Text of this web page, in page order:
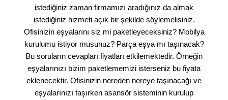
istediğiniz zaman firmamızı aradığınız da almak
istediğiniz hizmeti açık bir şekilde söylemelisiniz.
Ofisinizin eşyalarını siz mi paketleyeceksiniz? Mobilya
kurulumu istiyor musunuz? Parça eşya mı taşınacak?
Bu soruların cevapları fiyatları etkilemektedir. Örneğin
eşyalarınızı bizim paketlememizi isterseniz bu fiyata
eklenecektir. Ofisinizin nereden nereye taşınacağı ve
eşyalarınızı taşırken asansör sisteminin kurulup